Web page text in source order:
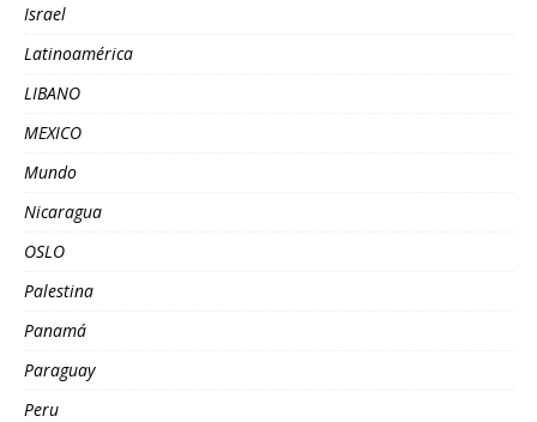
Israel
Latinoamérica
LIBANO
MEXICO
Mundo
Nicaragua
OSLO
Palestina
Panamá
Paraguay
Peru